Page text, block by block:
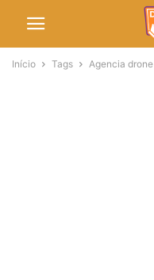
Início Tags Agencia drone